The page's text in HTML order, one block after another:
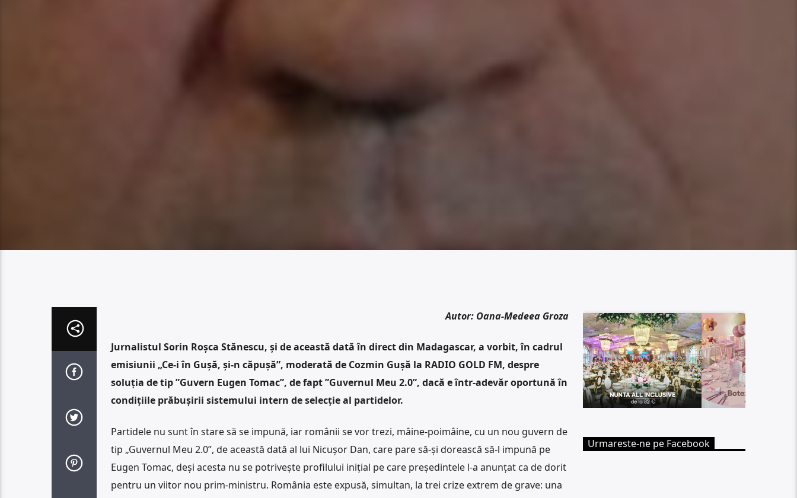
Autor: Oana-Medeea Groza
Jurnalistul Sorin Roșca Stănescu, și de această dată în direct din Madagascar, a vorbit, în cadrul
emisiunii „Ce-i în Gușă, și-n căpușă”, moderată de Cozmin Gușă la RADIO GOLD FM, despre
soluția de tip ”Guvern Eugen Tomac”, de fapt ”Guvernul Meu 2.0”, dacă e într-adevăr oportună în
condițiile prăbușirii sistemului intern de selecție al partidelor.
Partidele nu sunt în stare să se impună, iar românii se vor trezi, mâine-poimâine, cu un nou guvern de
tip „Guvernul Meu 2.0”, de această dată al lui Nicușor Dan, care pare să-și dorească să-l impună pe
Eugen Tomac, deși acesta nu se potrivește profilului inițial pe care președintele l-a anunțat ca de dorit
pentru un viitor nou prim-ministru. România este expusă, simultan, la trei crize extrem de grave: una
Urmareste-ne pe Facebook